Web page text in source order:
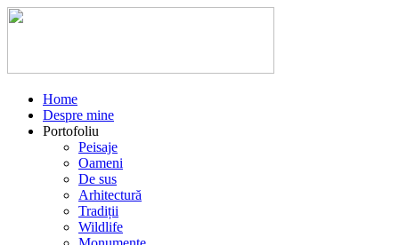
Home
Despre mine
Portofoliu
Peisaje
Oameni
De sus
Arhitectură
Tradiții
Wildlife